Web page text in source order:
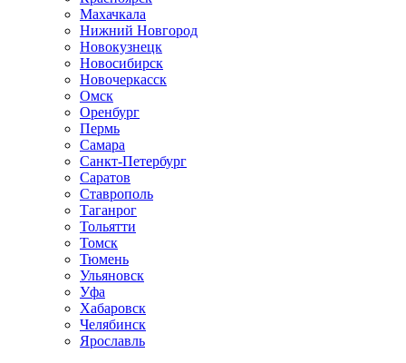
Махачкала
Нижний Новгород
Новокузнецк
Новосибирск
Новочеркаcск
Омск
Оренбург
Пермь
Самара
Санкт-Петербург
Саратов
Ставрополь
Таганрог
Тольятти
Томск
Тюмень
Ульяновск
Уфа
Хабаровск
Челябинск
Ярославль